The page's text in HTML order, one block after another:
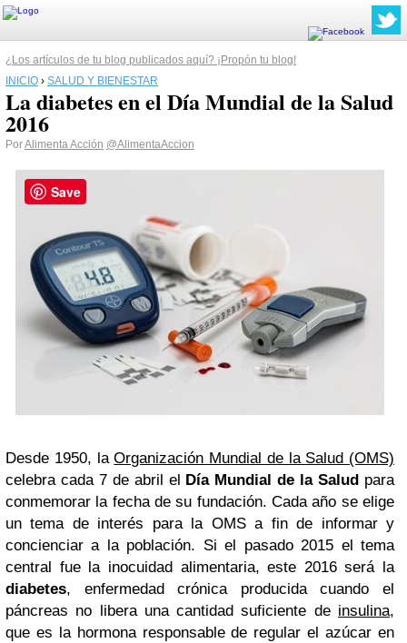
¿Los artículos de tu blog publicados aquí? ¡Propón tu blog!
INICIO › SALUD Y BIENESTAR
La diabetes en el Día Mundial de la Salud
2016
PorAlimenta Acción @AlimentaAccion
Desde 1950, laOrganización Mundial de la Salud (OMS)
celebra cada 7 de abril el
Día Mundial de la Salud para
conmemorar la fecha de su fundación. Cada año se elige
un tema de interés para la OMS a fin de informar y
concienciar a la población. Si el pasado 2015 el tema
central fue la inocuidad alimentaria, este 2016 será la
diabetes, enfermedad crónica producida cuando el
páncreas no libera una cantidad suficiente de insulina,
que es la hormona responsable de regular el azúcar en
Save